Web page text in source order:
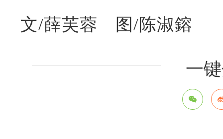
文/薛芙蓉 图/陈淑鎔
一